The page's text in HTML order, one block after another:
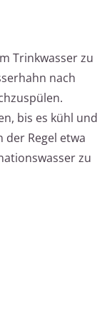
Trinkwasser zu
nach
bis es kühl und
Regel etwa
zu